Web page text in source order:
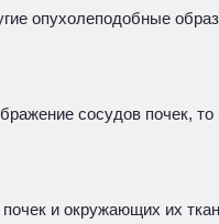
опухолеподобные
сосудов почек,
и окружающих их